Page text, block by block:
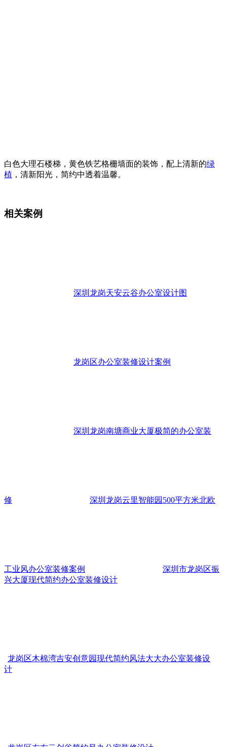
白色大理石楼梯，黄色铁艺格栅墙面的装饰，配上清新的绿
植 ，清新阳光，简约中透着温馨。
相关案例
深圳龙岗天安云谷办公室设计图
龙岗区办公室装修设计案例
深圳龙岗南塘商业大厦极简的办公室装
修 深圳龙岗云里智能园500平方米北欧
工业风办公室装修案例
深圳市龙岗区振
兴大厦现代简约办公室装修设计
龙岗区木棉湾吉安创意园现代简约风法大大办公室装修设
计